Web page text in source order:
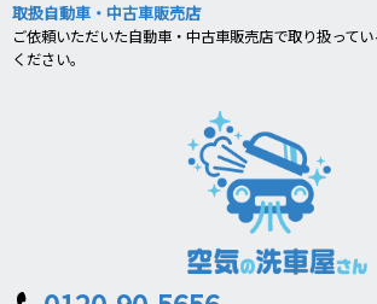
取扱自動車・中古車販売店
ご依頼いただいた自動車・中古車販売店で取り扱って
ください。